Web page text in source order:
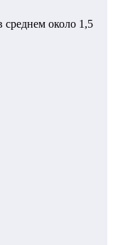
около 1,5